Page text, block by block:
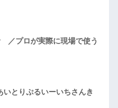
／プロが実際に現場で使う
いとりぷるいーいちさんき